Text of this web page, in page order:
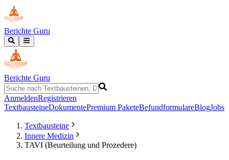
Berichte Guru
Berichte Guru
AnmeldenRegistrieren
TextbausteineDokumentePremium PaketeBefundformulareBlogJobs
Textbausteine
Innere Medizin
TAVI (Beurteilung und Prozedere)